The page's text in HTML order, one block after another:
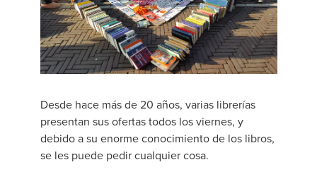
Desde hace más de 20 años, varias librerías
presentan sus ofertas todos los viernes, y
debido a su enorme conocimiento de los libros,
se les puede pedir cualquier cosa.